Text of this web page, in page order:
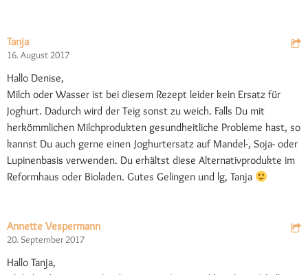
Tanja
16. August 2017
Hallo Denise,
Milch oder Wasser ist bei diesem Rezept leider kein Ersatz für
Joghurt. Dadurch wird der Teig sonst zu weich. Falls Du mit
herkömmlichen Milchprodukten gesundheitliche Probleme hast, so
kannst Du auch gerne einen Joghurtersatz auf Mandel-, Soja- oder
Lupinenbasis verwenden. Du erhältst diese Alternativprodukte im
Reformhaus oder Bioladen. Gutes Gelingen und lg, Tanja
Annette Vespermann
20. September 2017
Hallo Tanja,